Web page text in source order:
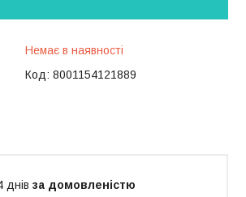
Немає в наявності
Код: 8001154121889
днів за домовленістю